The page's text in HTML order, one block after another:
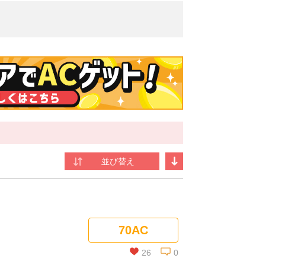
チックなストーリーで支持されている注目
執筆時マグカップ三杯は欠かせないコーヒー
70AC
26 0